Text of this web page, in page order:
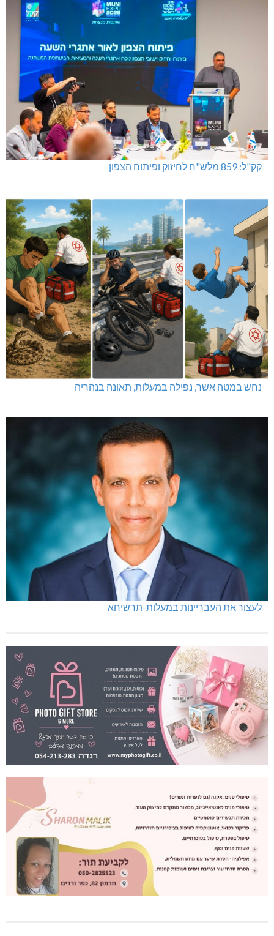
קק"ל: 859 מלש"ח לחיזוק ופיתוח הצפון
נחש במטה אשר, נפילה במעלות, תאונה בנהריה
לעצור את העבריינות במעלות-תרשיחא